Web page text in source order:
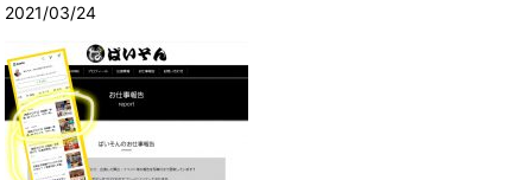
2021/03/24